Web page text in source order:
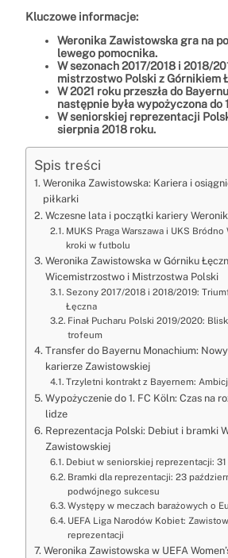
Kluczowe informacje:
Weronika Zawistowska gra na
lewego pomocnika.
W sezonach 2017/2018 i 2018/
mistrzostwo Polski z Górnikiem
W 2021 roku przeszła do
następnie była wypożyczona do
W seniorskiej reprezentacji
sierpnia 2018 roku.
Spis treści
Weronika Zawistowska: Kariera i
piłkarki
Wczesne lata i początki kariery
MUKS Praga Warszawa i UKS Bródno
kroki w futbolu
Weronika Zawistowska w Górniku
Wicemistrzostwo i Mistrzostwa Polski
Sezony 2017/2018 i 2018/2019:
Łęczna
Finał Pucharu Polski 2019/2020:
trofeum
Transfer do Bayernu Monachium:
karierze Zawistowskiej
Trzyletni kontrakt z Bayernem:
Wypożyczenie do 1. FC Köln: Czas na
lidze
Reprezentacja Polski: Debiut i bramki
Zawistowskiej
Debiut w seniorskiej reprezentacji:
Bramki dla reprezentacji: 23
podwójnego sukcesu
Występy w meczach barażowych o
UEFA Liga Narodów Kobiet:
reprezentacji
Weronika Zawistowska w UEFA